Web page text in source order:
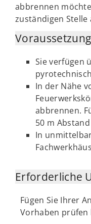
abbrennen
zuständigen Stelle
Sie verfügen
In der Nähe
abbrennen.
50 m
In
Erforderliche
Fügen Sie Ihrer
Vorhaben prüfen